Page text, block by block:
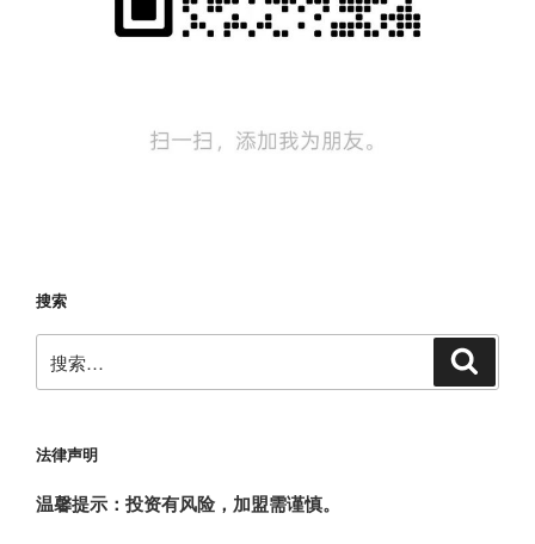
搜索
索：
法律声明
温馨提示：投资有风险，加盟需谨慎。